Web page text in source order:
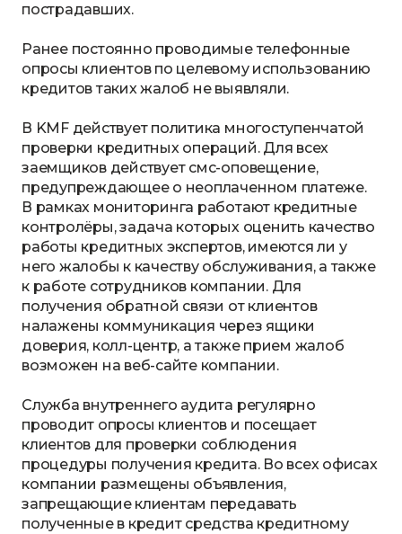
пострадавших.
Ранее постоянно проводимые телефонные
опросы клиентов по целевому использованию
кредитов таких жалоб не выявляли.
В KMF действует политика многоступенчатой
проверки кредитных операций. Для всех
заемщиков действует смс-оповещение,
предупреждающее о неоплаченном платеже.
В рамках мониторинга работают кредитные
контролёры, задача которых оценить качество
работы кредитных экспертов, имеются ли у
него жалобы к качеству обслуживания, а также
к работе сотрудников компании. Для
получения обратной связи от клиентов
налажены коммуникация через ящики
доверия, колл-центр, а также прием жалоб
возможен на веб-сайте компании.
Служба внутреннего аудита регулярно
проводит опросы клиентов и посещает
клиентов для проверки соблюдения
процедуры получения кредита. Во всех офисах
компании размещены объявления,
запрещающие клиентам передавать
полученные в кредит средства кредитному